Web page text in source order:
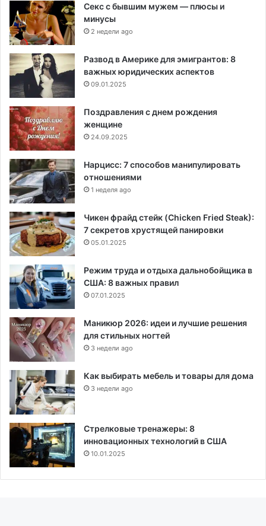
Секс с бывшим мужем — плюсы и
минусы
2 недели ago
Развод в Америке для эмигрантов: 8
важных юридических аспектов
09.01.2025
Поздравления с днем рождения
женщине
24.09.2025
Нарцисс: 7 способов манипулировать
отношениями
1 неделя ago
Чикен фрайд стейк (Chicken Fried Steak):
7 секретов хрустящей панировки
05.01.2025
Режим труда и отдыха дальнобойщика в
США: 8 важных правил
07.01.2025
Маникюр 2026: идеи и лучшие решения
для стильных ногтей
3 недели ago
Как выбирать мебель и товары для дома
3 недели ago
Стрелковые тренажеры: 8
инновационных технологий в США
10.01.2025